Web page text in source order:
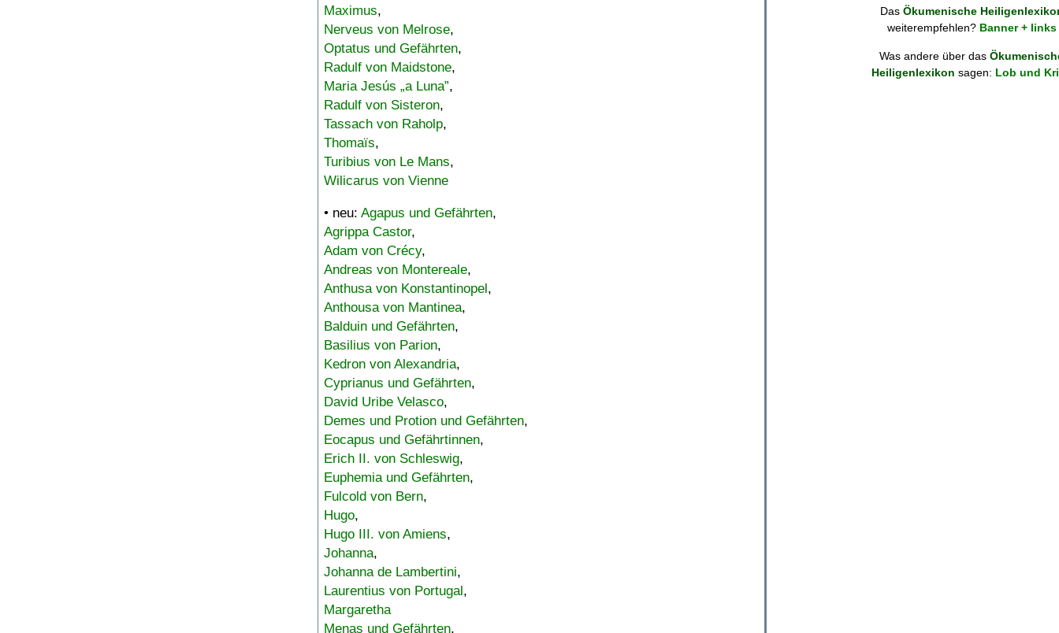
Maximus,
Nerveus von Melrose,
Optatus und Gefährten,
Radulf von Maidstone,
Maria Jesús „a Luna”,
Radulf von Sisteron,
Tassach von Raholp,
Thomaïs,
Turibius von Le Mans,
Wilicarus von Vienne
• neu: Agapus und Gefährten,
Agrippa Castor,
Adam von Crécy,
Andreas von Montereale,
Anthusa von Konstantinopel,
Anthousa von Mantinea,
Balduin und Gefährten,
Basilius von Parion,
Kedron von Alexandria,
Cyprianus und Gefährten,
David Uribe Velasco,
Demes und Protion und Gefährten,
Eocapus und Gefährtinnen,
Erich II. von Schleswig,
Euphemia und Gefährten,
Fulcold von Bern,
Hugo,
Hugo III. von Amiens,
Johanna,
Johanna de Lambertini,
Laurentius von Portugal,
Margaretha
Menas und Gefährten,
Das Ökumenische
weiterempfehlen? Banner + links
Was andere über das
Heiligenlexikon sagen: Lob und